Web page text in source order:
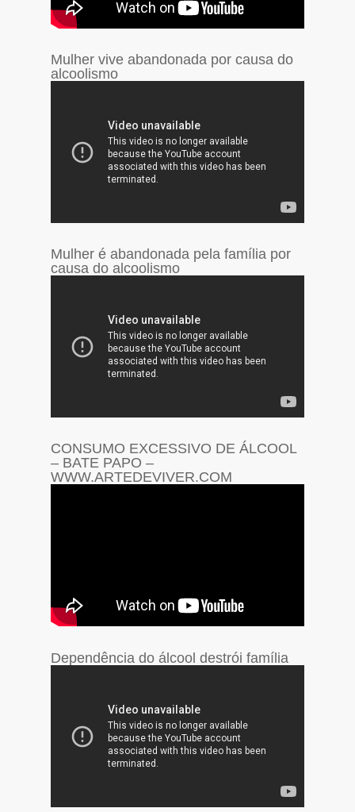
Mulher vive abandonada por causa do
alcoolismo
Mulher é abandonada pela família por
causa do alcoolismo
CONSUMO EXCESSIVO DE ÁLCOOL
– BATE PAPO –
WWW.ARTEDEVIVER.COM
Dependência do álcool destrói família